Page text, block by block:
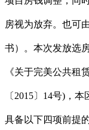
房视为放弃。也可
书）。本次发放选
《关于完美公共租
〔2015〕14号)，
具备以下四项前提